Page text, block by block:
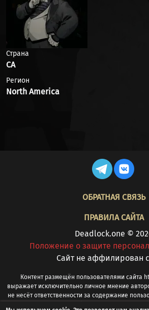
Страна
CA
Регион
North America
ОБРАТНАЯ СВЯЗЬ
ПРАВИЛА САЙТА
Deadlock.one ©
Положение о защите
Cайт не аффилирован
Контент размещён пользователями сайта
выражает исключительно личное мнение
не несёт ответственности за содержание